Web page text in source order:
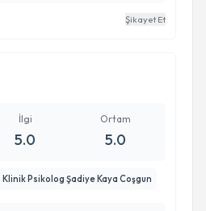
Şikayet Et
İlgi
5.0
Ortam
5.0
Klinik Psikolog Şadiye Kaya Coşgun